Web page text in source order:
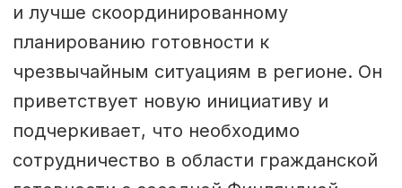
и лучше скоординированному
планированию готовности к
чрезвычайным ситуациям в регионе. Он
приветствует новую инициативу и
подчеркивает, что необходимо
сотрудничество в области гражданской